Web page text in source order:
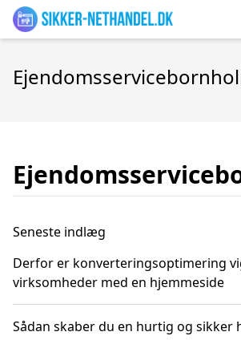
Seneste indlæg
Derfor er konverteringsoptimering
virksomheder med en hjemmeside
Sådan skaber du en hurtig og sikker